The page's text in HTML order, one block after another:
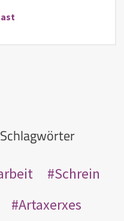
Schrein
Artaxerxes